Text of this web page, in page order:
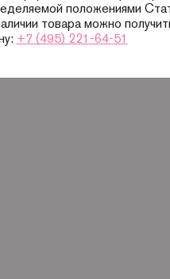
положениями
товара можно
+7 (495) 221-64-51